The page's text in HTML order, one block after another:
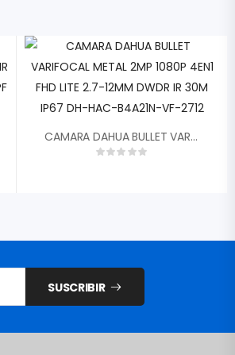
CAMARA DAHUA BULLET VARIFOCAL METAL 2MP 1080P 4EN1 FHD LITE 2.7-12MM DWDR IR 30M IP67 DH-HAC-B4A21N-VF-2712
SUSCRIBIR